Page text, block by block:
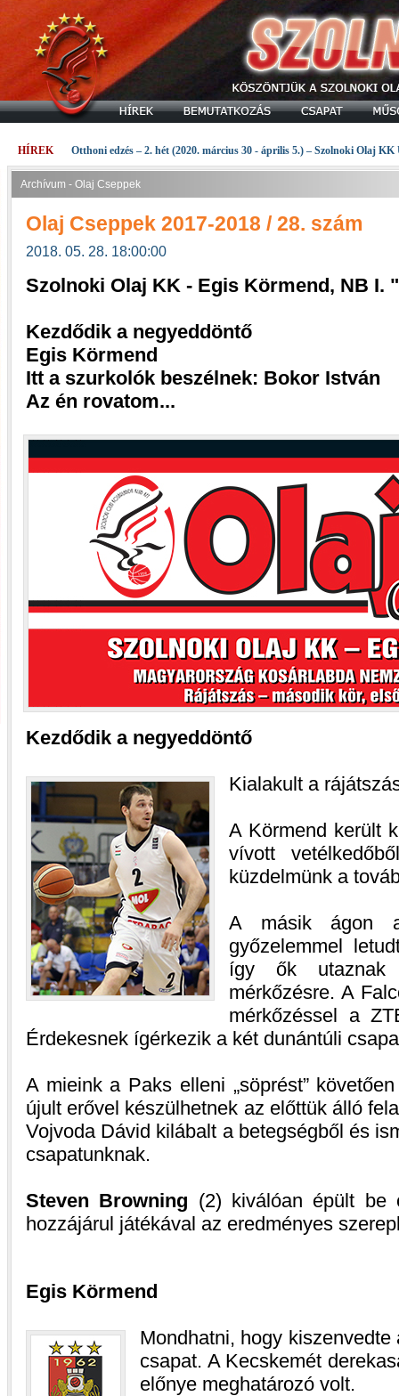
HÍREK Otthoni edzés – 2. hét (2020. március 30 - április 5.) – Szolnoki Olaj KK
Archívum - Olaj Cseppek
Olaj Cseppek 2017-2018 / 28. szám
2018. 05. 28. 18:00:00
Szolnoki Olaj KK - Egis Körmend, NB I.
Kezdődik a negyeddöntő
Egis Körmend
Itt a szurkolók beszélnek: Bokor István
Az én rovatom...
Kezdődik a negyeddöntő
Kialakult a
A Körmend került
vívott
küzdelmünk a
A másik ágon
győzelemmel
így ők utaznak
mérkőzésre. A
mérkőzéssel a
Érdekesnek ígérkezik a két dunántúli
A mieink a Paks elleni „söprést”
újult erővel készülhetnek az előttük álló
Vojvoda Dávid kilábalt a betegségből és
csapatunknak.
Steven Browning (2) kiválóan épült be
hozzájárul játékával az eredményes
Egis Körmend
Mondhatni, hogy
csapat. A Kecskemét
előnye meghatározó volt.